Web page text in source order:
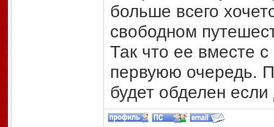
больше всего
свободном
Так что ее вместе
первуюю очередь.
будет обделен если